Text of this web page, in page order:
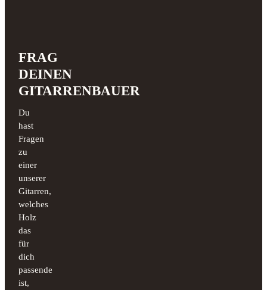
FRAG
DEINEN
GITARRENBAUER
Du
hast
Fragen
zu
einer
unserer
Gitarren,
welches
Holz
das
für
dich
passende
ist,